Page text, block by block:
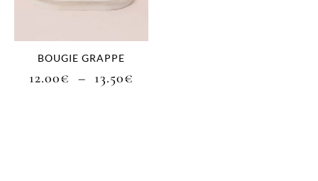
BOUGIE GRAPPE
12.00€ – 13.50€